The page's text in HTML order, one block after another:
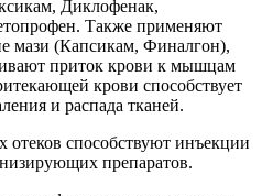
Диклофенак,
Также применяют
мази (Капсикам, Финалгон),
приток крови к мышцам
крови способствует
и распада тканей.
способствуют инъекции
препаратов.